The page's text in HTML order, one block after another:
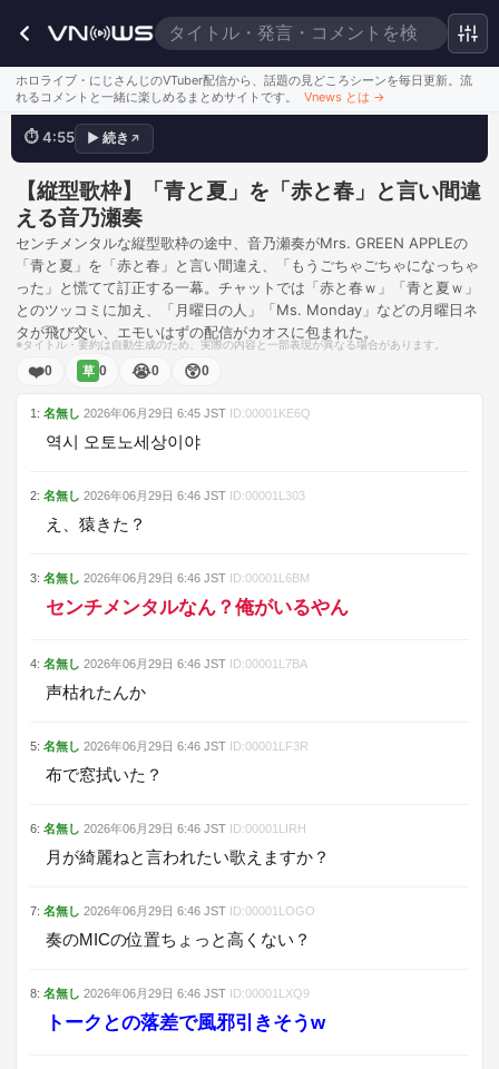
ホロライブ・にじさんじのVTuber配信から、話題の見どころシーンを毎日更新。流
れるコメントと一緒に楽しめるまとめサイトです。
Vnews とは →
💬赤と春ｗ
もうごちゃごちゃになっちゃった
⏱4:55 ▶ 続き ↗
【縦型歌枠】「青と夏」を「赤と春」と言い間違
える音乃瀬奏
センチメンタルな縦型歌枠の途中、音乃瀬奏がMrs. GREEN APPLEの
「青と夏」を「赤と春」と言い間違え、「もうごちゃごちゃになっちゃ
った」と慌てて訂正する一幕。チャットでは「赤と春ｗ」「青と夏ｗ」
とのツッコミに加え、「月曜日の人」「Ms. Monday」などの月曜日ネ
タが飛び交い、エモいはずの配信がカオスに包まれた。
※タイトル・要約は自動生成のため、実際の内容と一部表現が異なる場合があります。
❤️0 草 0 😭0 😲0
1 : 名無し 2026年06月29日 6:45 JST ID:00001KE6Q
역시 오토노세상이야
2: 名無し 2026年06月29日 6:46 JST ID:00001L303
え、猿きた？
3: 名無し 2026年06月29日 6:46 JST ID:00001L6BM
センチメンタルなん？俺がいるやん
4: 名無し 2026年06月29日 6:46 JST ID:00001L7BA
声枯れたんか
5: 名無し 2026年06月29日 6:46 JST ID:00001LF3R
布で窓拭いた？
6: 名無し 2026年06月29日 6:46 JST ID:00001LIRH
月が綺麗ねと言われたい歌えますか？
7: 名無し 2026年06月29日 6:46 JST ID:00001LOGO
奏のMICの位置ちょっと高くない？
8: 名無し 2026年06月29日 6:46 JST ID:00001LXQ9
トークとの落差で風邪引きそうw